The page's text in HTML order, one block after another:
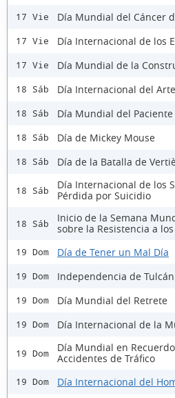
17 Vie Día Mundial del Cáncer
17 Vie Día Internacional de los
17 Vie Día Mundial de la
18 Sáb Día Internacional del
18 Sáb Día Mundial del
18 Sáb Día de Mickey Mouse
18 Sáb Día de la Batalla de
18 Sáb
Día Internacional de los
Pérdida por Suicidio
18 Sáb
Inicio de la Semana
sobre la Resistencia a
19 Dom Día de Tener un Mal Día
19 Dom Independencia de Tulcán
19 Dom Día Mundial del Retrete
19 Dom Día Internacional de la
19 Dom
Día Mundial en
Accidentes de Tráfico
19 Dom Día Internacional del